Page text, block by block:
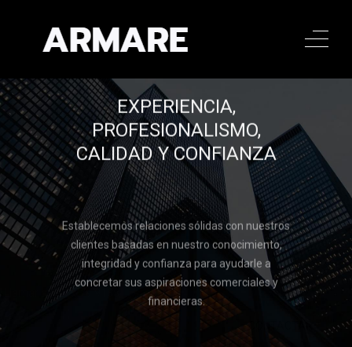
EXPERIENCIA,
PROFESIONALISMO,
CALIDAD Y CONFIANZA
Establecemos relaciones sólidas con nuestros
clientes basadas en nuestro conocimiento,
integridad y confianza para ayudarle a
concretar sus aspiraciones comerciales y
financieras.
Llamar al 322 779 9188